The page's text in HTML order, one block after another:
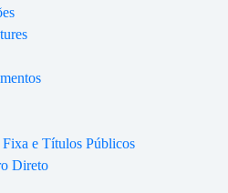
Fixa e Títulos Públicos
Direto